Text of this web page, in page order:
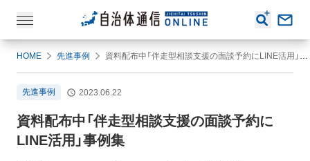
HOME 先進事例 資料配布中「伴走型相談支援の面談予約にLINE活用」事例集
先進事例 2023.06.22
資料配布中「伴走型相談支援の面談予約に
LINE活用」事例集